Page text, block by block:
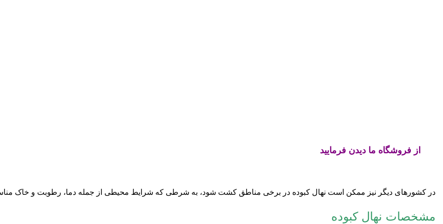
از فروشگاه ما دیدن فرمایید
در کشورهای دیگر نیز ممکن است نهال کبوده در برخی مناطق کشت شود، به شرطی که شرایط محیطی از جمله دما، رطوبت و خاک
مشخصات نهال کبوده